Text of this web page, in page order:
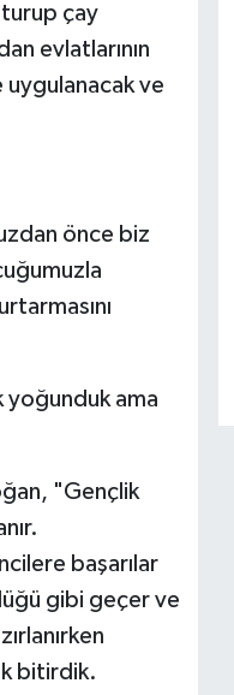
çay
evlatlarının
uygulanacak ve
önce biz
yoğunduk ama
"Gençlik
başarılar
gibi geçer ve
bitirdik.